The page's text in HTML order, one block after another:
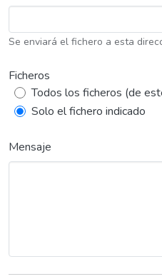
Se enviará el fichero a esta
Ficheros
Todos los ficheros (de
Solo el fichero indicado
Mensaje